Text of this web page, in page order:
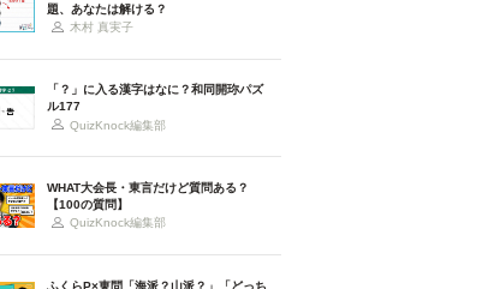
題、あなたは解ける？
木村 真実子
「？」に入る漢字はなに？和同開珎パズ
ル177
QuizKnock編集部
WHAT大会長・東言だけど質問ある？
【100の質問】
QuizKnock編集部
ふくらP×東問「海派？山派？」「どっち